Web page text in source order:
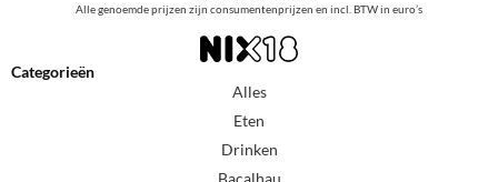
Alle genoemde prijzen zijn consumentenprijzen en incl. BTW in euro’s
Categorieën
Alles
Eten
Drinken
Bacalhau